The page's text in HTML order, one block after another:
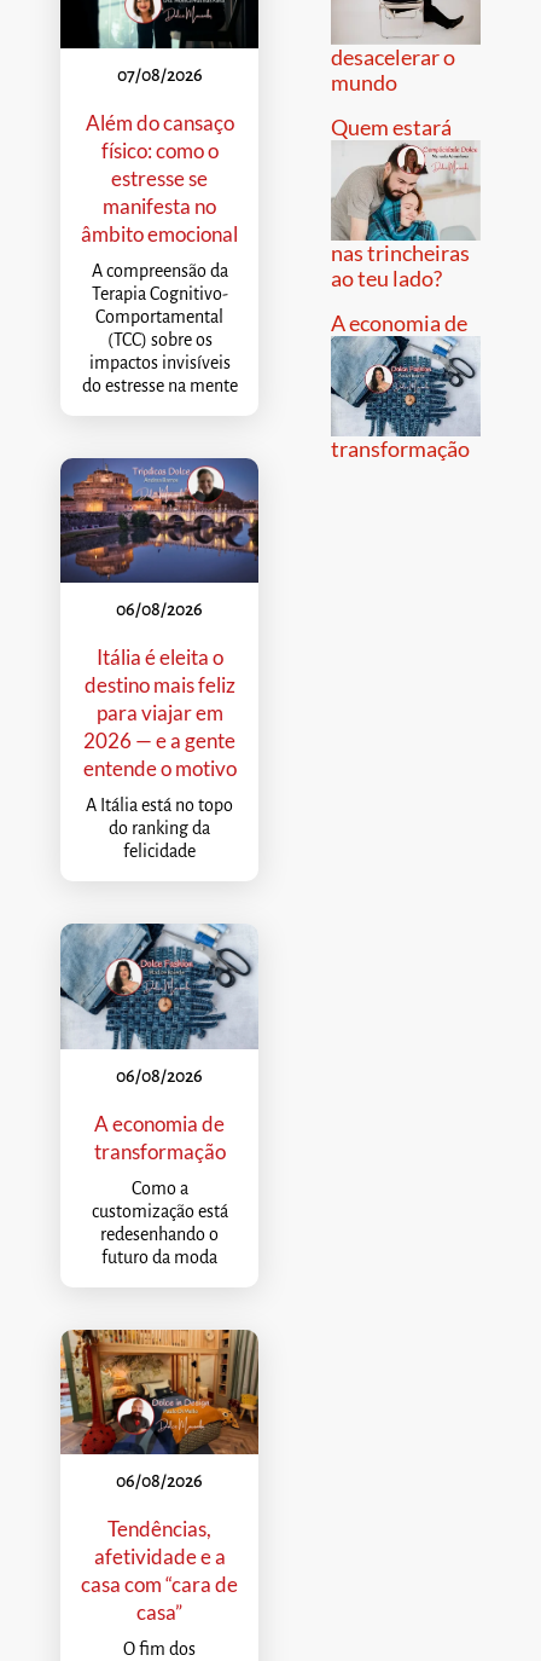
07/08/2026
Além do cansaço
físico: como o
estresse se
manifesta no
âmbito emocional
A compreensão da
Terapia Cognitivo-
Comportamental
(TCC) sobre os
impactos invisíveis
do estresse na mente
06/08/2026
Itália é eleita o
destino mais feliz
para viajar em
2026 — e a gente
entende o motivo
A Itália está no topo
do ranking da
felicidade
06/08/2026
A economia de
transformação
Como a
customização está
redesenhando o
futuro da moda
06/08/2026
Tendências,
afetividade e a
casa com “cara de
casa”
O fim dos
desacelerar o
mundo
Quem estará
nas trincheiras
ao teu lado?
A economia de
transformação